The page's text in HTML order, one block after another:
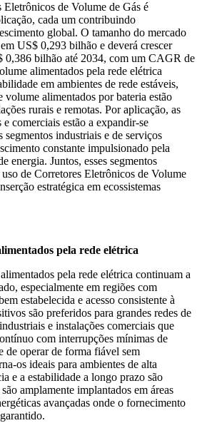
de Volume de Gás é
cada um contribuindo
global. O tamanho do mercado
US$ 0,293 bilhão e deverá crescer
0,386 bilhão até 2034, com um CAGR de
alimentados pela rede elétrica
em ambientes de rede estáveis,
volume alimentados por bateria estão
rurais e remotas. Por aplicação, as
comerciais estão a expandir-se
segmentos industriais e de serviços
constante impulsionado pela
energia. Juntos, esses segmentos
de Corretores Eletrônicos de Volume
estratégica em ecossistemas
pela rede elétrica
pela rede elétrica continuam a
especialmente em regiões com
estabelecida e acesso consistente à
são preferidos para grandes redes de
e instalações comerciais que
com interrupções mínimas de
de operar de forma fiável sem
os ideais para ambientes de alta
e a estabilidade a longo prazo são
amplamente implantados em áreas
avançadas onde o fornecimento